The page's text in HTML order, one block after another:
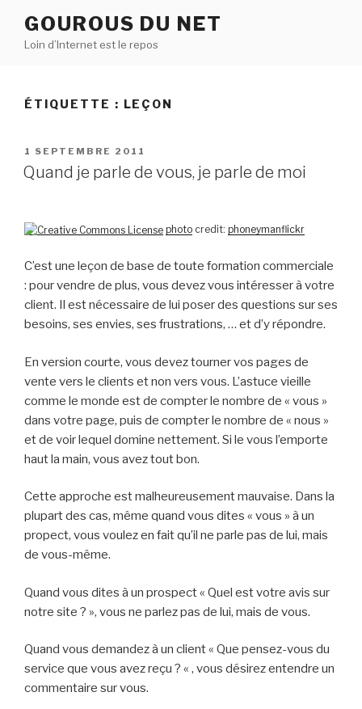
contenu
GOUROUS DU NET
Loin d’Internet est le repos
ÉTIQUETTE : LEÇON
PUBLIÉ
LE
1 SEPTEMBRE 2011
Quand je parle de vous, je parle de moi
photo credit: phoneymanflickr
C’est une leçon de base de toute formation commerciale
: pour vendre de plus, vous devez vous intéresser à votre
client. Il est nécessaire de lui poser des questions sur ses
besoins, ses envies, ses frustrations, … et d’y répondre.
En version courte, vous devez tourner vos pages de
vente vers le clients et non vers vous. L’astuce vieille
comme le monde est de compter le nombre de « vous »
dans votre page, puis de compter le nombre de « nous »
et de voir lequel domine nettement. Si le vous l’emporte
haut la main, vous avez tout bon.
Cette approche est malheureusement mauvaise. Dans la
plupart des cas, même quand vous dites « vous » à un
propect, vous voulez en fait qu’il ne parle pas de lui, mais
de vous-même.
Quand vous dites à un prospect « Quel est votre avis sur
notre site ? », vous ne parlez pas de lui, mais de vous.
Quand vous demandez à un client « Que pensez-vous du
service que vous avez reçu ? « , vous désirez entendre un
commentaire sur vous.